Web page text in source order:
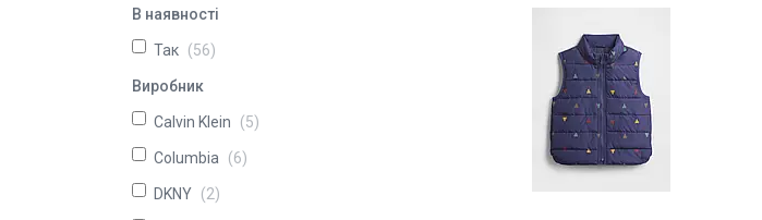
В наявності
Так 56
Виробник
Calvin Klein 5
Columbia 6
DKNY 2